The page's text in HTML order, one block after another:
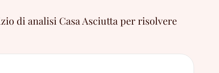
di analisi Casa Asciutta per risolvere